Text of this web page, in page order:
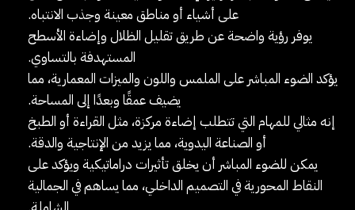
على أشياء أو مناطق معينة وجذب الانتباه.
يوفر رؤية واضحة عن طريق تقليل الظلال وإضاءة الأسطح
المستهدفة بالتساوي.
يؤكد الضوء المباشر على الملمس واللون والميزات المعمارية، مما
يضيف عمقًا وبعدًا إلى المساحة.
إنه مثالي للمهام التي تتطلب إضاءة مركزة، مثل القراءة أو الطبخ
أو الصناعة اليدوية، مما يزيد من الإنتاجية والدقة.
يمكن للضوء المباشر أن يخلق تأثيرات دراماتيكية ويؤكد على
النقاط المحورية في التصميم الداخلي، مما يساهم في الجمالية